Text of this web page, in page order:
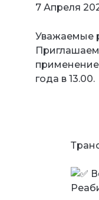
7 Апреля
Уважаемые
Приглашаем
года в 13.00.